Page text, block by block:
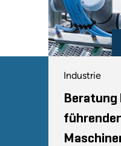
Industrie
Beratung